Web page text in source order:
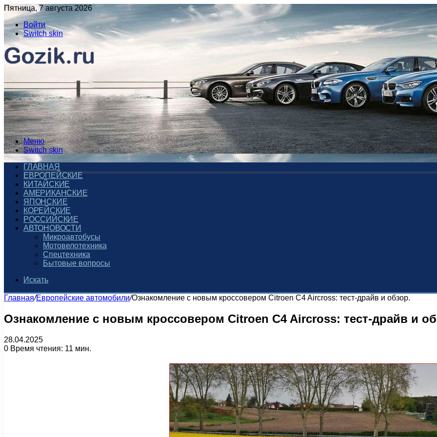
Пятница, 7 августа 2026
Войти
Switch skin
Меню
Switch skin
ГЛАВНАЯ
ЕВРОПЕЙСКИЕ
КИТАЙСКИЕ
АМЕРИКАНСКИЕ
ЯПОНСКИЕ
КОРЕЙСКИЕ
РОССИЙСКИЕ
АВТОНОВОСТИ
Микроавтобусы
Мотовелотехника
Спецтехника
Бытовые вопросы
Искать
Главная/Европейские автомобили/Ознакомление с новым кроссовером Citroen C4 Aircross: тест-драйв и обзор.
Ознакомление с новым кроссовером Citroen C4 Aircross: тест-драйв и
28.04.2025
0 Время чтения: 11 мин.